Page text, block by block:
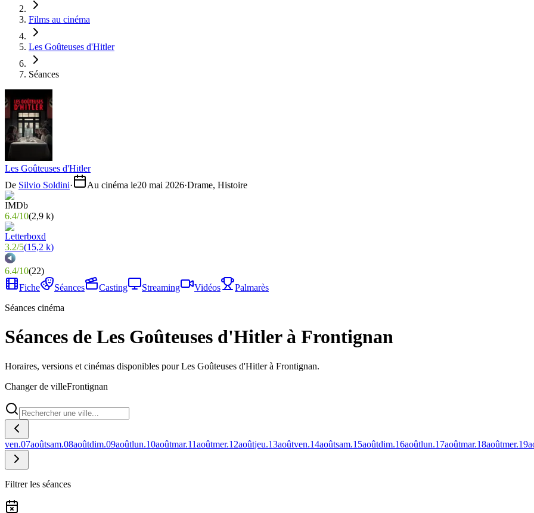
Films au cinéma
Les Goûteuses d'Hitler
Séances
Les Goûteuses d'Hitler
De Silvio Soldini· Au cinéma le20 mai 2026·Drame, Histoire
6.4/10(2,9 k)
3.2/5(15,2 k)
6.4/10(22)
Fiche
Séances Casting Streaming Vidéos
Palmarès
Séances cinéma
Séances de Les Goûteuses d'Hitler à Frontignan
Horaires, versions et cinémas disponibles pour Les Goûteuses d'Hitler à Frontignan.
Changer de villeFrontignan
ven.07aoûtsam.08aoûtdim.09aoûtlun.10aoûtmar.11aoûtmer.12aoûtjeu.13aoûtven.14aoûtsam.15aoûtdim.16aoûtlun.17aoûtmar.18aoûtmer.19
Filtrer les séances